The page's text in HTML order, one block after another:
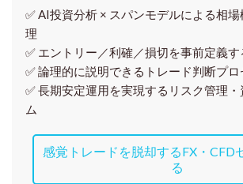
✅ AI投資分析 × スパンモデルによる相
理
✅ エントリー／利確／損切を事前定義
✅ 論理的に説明できるトレード判断プロ
✅ 長期安定運用を実現するリスク管理
ム
感覚トレードを脱却するFX・CFD
る